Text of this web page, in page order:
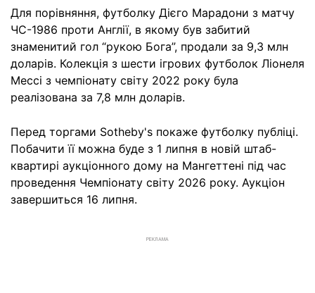
Для порівняння, футболку Дієго Марадони з матчу
ЧС-1986 проти Англії, в якому був забитий
знаменитий гол “рукою Бога”, продали за 9,3 млн
доларів. Колекція з шести ігрових футболок Ліонеля
Мессі з чемпіонату світу 2022 року була
реалізована за 7,8 млн доларів.
Перед торгами Sotheby's покаже футболку публіці.
Побачити її можна буде з 1 липня в новій штаб-
квартирі аукціонного дому на Мангеттені під час
проведення Чемпіонату світу 2026 року. Аукціон
завершиться 16 липня.
РЕКЛАМА